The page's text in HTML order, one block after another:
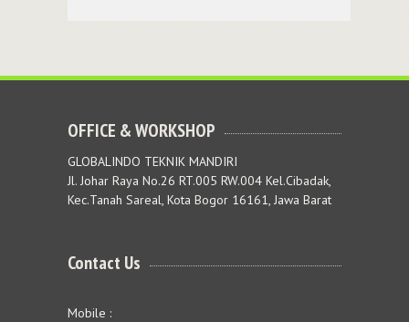
OFFICE & WORKSHOP
GLOBALINDO TEKNIK MANDIRI
Jl. Johar Raya No.26 RT.005 RW.004 Kel.Cibadak,
Kec.Tanah Sareal, Kota Bogor 16161, Jawa Barat
Contact Us
Mobile :